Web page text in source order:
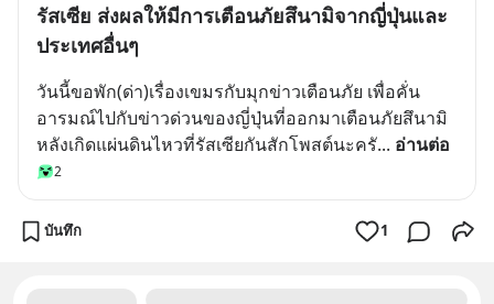
รัสเซีย ส่งผลให้มีการเตือนภัยสึนามิจากญี่ปุ่นและ
ประเทศอื่นๆ
วันนี้ขอพัก(ด่า)เรื่องเขมรกับมุกข่าวเตือนภัย เพื่อคั่น
อารมณ์ไปกับข่าวด่วนของญี่ปุ่นที่ออกมาเตือนภัยสึนามิ
หลังเกิดแผ่นดินไหวที่รัสเซียกันสักโพสต์นะครั... อ่านต่อ
2
บันทึก 1